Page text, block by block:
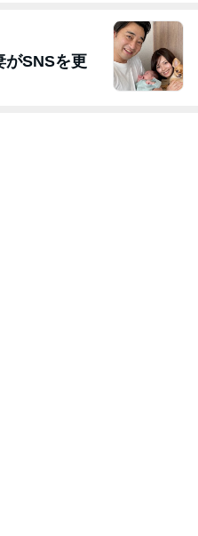
がSNSを更